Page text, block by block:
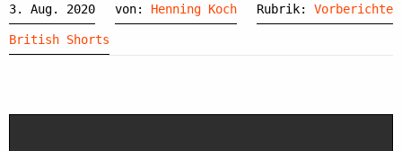
3. Aug. 2020 von: Henning Koch Rubrik: Vorberichte
British Shorts